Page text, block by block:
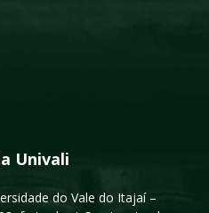
Univali
do Vale do Itajaí –